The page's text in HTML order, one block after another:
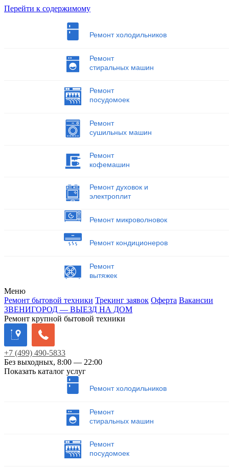
Перейти к содержимому
Ремонт холодильников
Ремонт
стиральных машин
Ремонт
посудомоек
Ремонт
сушильных машин
Ремонт
кофемашин
Ремонт духовок и
электроплит
Ремонт микроволновок
Ремонт кондиционеров
Ремонт
вытяжек
Меню
Ремонт бытовой техники Трекинг заявок Оферта Вакансии
ЗВЕНИГОРОД — ВЫЕЗД НА ДОМ
Ремонт крупной бытовой техники
+7 (499) 490-5833
Без выходных, 8:00 — 22:00
Показать каталог услуг
Ремонт холодильников
Ремонт
стиральных машин
Ремонт
посудомоек